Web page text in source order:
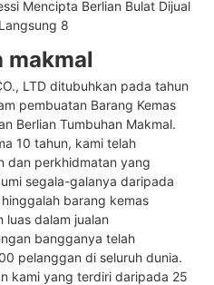
makmal
LTD ditubuhkan pada tahun
pembuatan Barang Kemas
Berlian Tumbuhan Makmal.
10 tahun, kami telah
dan perkhidmatan yang
segala-galanya daripada
barang kemas
luas dalam jualan
bangganya telah
pelanggan di seluruh dunia.
kami yang terdiri daripada 25